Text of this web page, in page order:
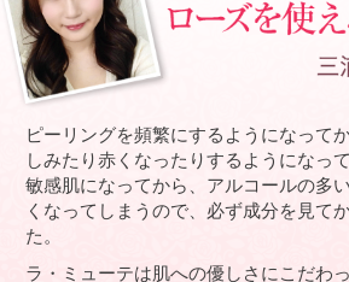
ピーリングを頻繁にするようになって
しみたり赤くなったりするようになっ
敏感肌になってから、アルコールの多
くなってしまうので、必ず成分を見て
た。
ラ・ミューテは肌への優しさにこだわ